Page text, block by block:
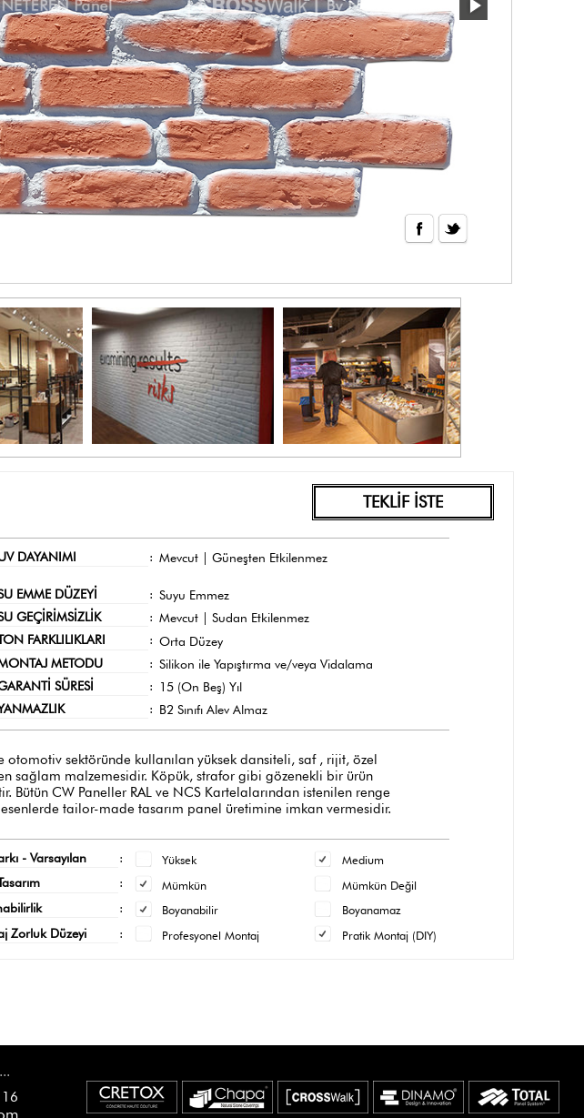
TEKLİF İSTE
DAYANIMI : Mevcut | Güneşten Etkilenmez
EMME DÜZEYİ : Suyu Emmez
GEÇİRİMSİZLİK : Mevcut | Sudan Etkilenmez
FARKLILIKLARI : Orta Düzey
METODU : Silikon ile Yapıştırma ve/veya Vidalama
SÜRESİ :
15 (On Beş) Yıl
: B2 Sınıfı Alev Almaz
sektöründe kullanılan yüksek dansiteli, saf , rijit, özel
sağlam malzemesidir. Köpük, strafor gibi gözenekli bir ürün
Bütün CW Paneller RAL ve NCS Kartelalarından istenilen renge
tailor-made tasarım panel üretimine imkan vermesidir.
- Varsayılan : Yüksek
Medium
: Mümkün
Mümkün Değil
: Boyanabilir
Boyanamaz
Zorluk Düzeyi : Profesyonel Montaj Pratik Montaj (DIY)